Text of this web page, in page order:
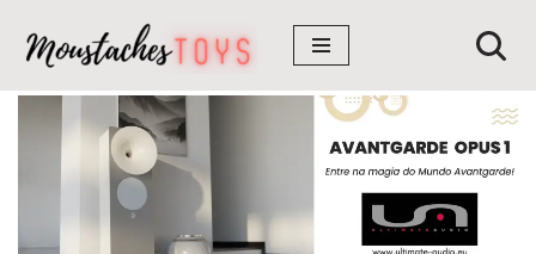
Avançar
para
conteúdo